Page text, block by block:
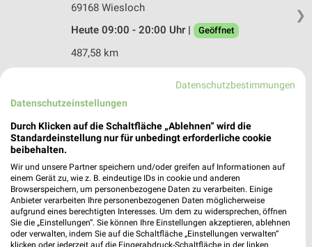
❯
69168 Wiesloch
Heute 09:00 - 20:00 Uhr |
Geöffnet
487,58 km
Hauptstr. 61
69214 Eppelheim
Heute 09:00 - 18:30 Uhr |
481,52 km • Angebote: 2 Prospekte
Takko Fashion Heidelberg
Eppelheimer Straße 78
69123 Heidelberg
Datenschutzbestimmungen
Datenschutzeinstellungen
Durch Klicken auf die Schaltfläche „Ablehnen“ wird die
Standardeinstellung nur für unbedingt erforderliche cookie
beibehalten.
Wir und unsere Partner speichern und/oder greifen auf Informationen auf
einem Gerät zu, wie z. B. eindeutige IDs in cookie und anderen
Browserspeichern, um personenbezogene Daten zu verarbeiten. Einige
Anbieter verarbeiten Ihre personenbezogenen Daten möglicherweise
aufgrund eines berechtigten Interesses. Um dem zu widersprechen, öffnen
Sie die „Einstellungen“. Sie können Ihre Einstellungen akzeptieren, ablehnen
oder verwalten, indem Sie auf die Schaltfläche „Einstellungen verwalten“
klicken oder jederzeit auf die Fingerabdruck-Schaltfläche in der linken